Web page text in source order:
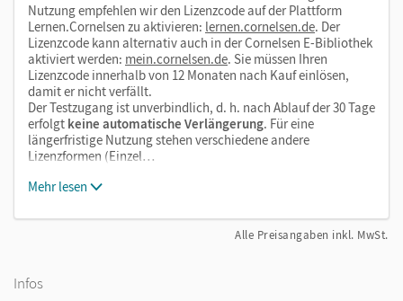
Nutzung empfehlen wir den Lizenzcode auf der Plattform
Lernen.Cornelsen zu aktivieren: lernen.cornelsen.de. Der
Lizenzcode kann alternativ auch in der Cornelsen E-Bibliothek
aktiviert werden: mein.cornelsen.de. Sie müssen Ihren
Lizenzcode innerhalb von 12 Monaten nach Kauf einlösen,
damit er nicht verfällt.
Der Testzugang ist unverbindlich, d. h. nach Ablauf der 30 Tage
erfolgt keine automatische Verlängerung. Für eine
längerfristige Nutzung stehen verschiedene andere
Lizenzformen (Einzel…
Mehr lesen
Alle Preisangaben inkl. MwSt.
Infos